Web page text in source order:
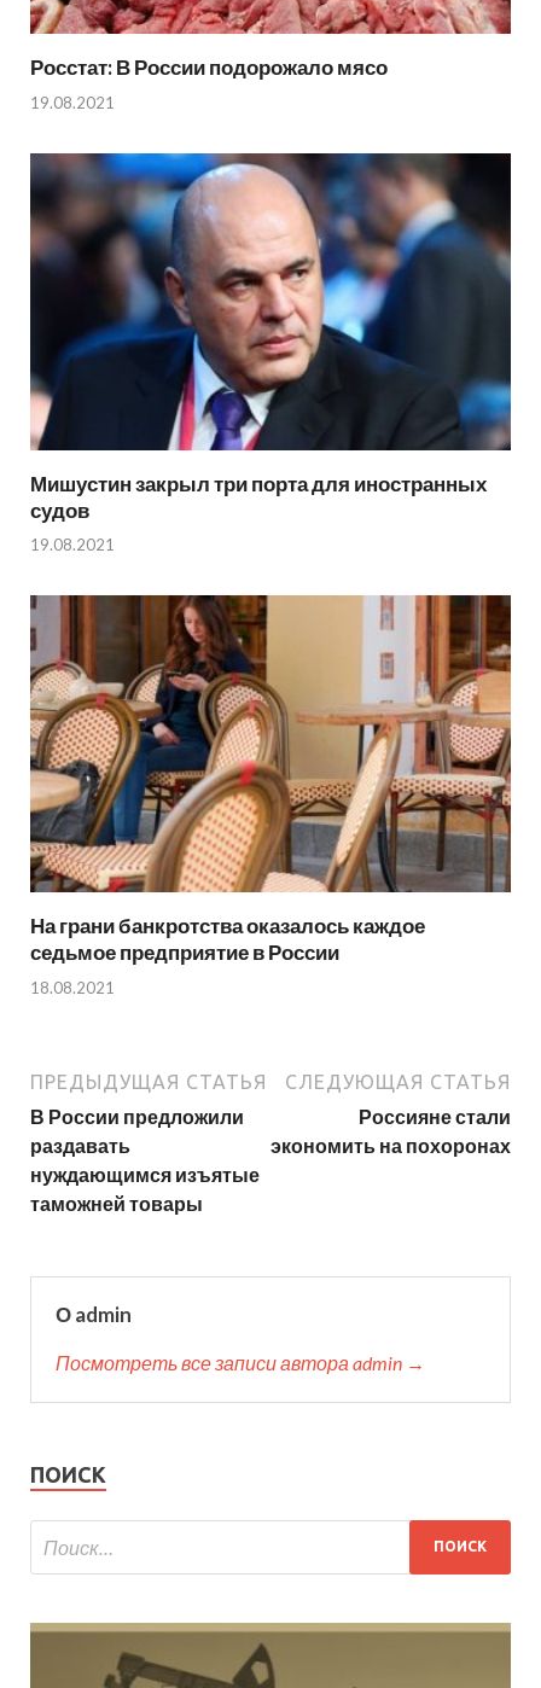
Росстат: В России подорожало мясо
19.08.2021
Мишустин закрыл три порта для иностранных
судов
19.08.2021
На грани банкротства оказалось каждое
седьмое предприятие в России
18.08.2021
ПРЕДЫДУЩАЯ СТАТЬЯ
В России предложили
раздавать
нуждающимся изъятые
таможней товары
СЛЕДУЮЩАЯ СТАТЬЯ
Россияне стали
экономить на похоронах
О admin
Посмотреть все записи автора admin →
ПОИСК